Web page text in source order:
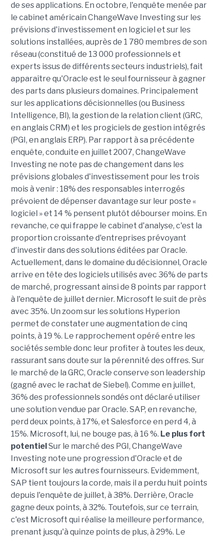
de ses applications. En octobre, l'enquête menée par
le cabinet américain ChangeWave Investing sur les
prévisions d'investissement en logiciel et sur les
solutions installées, auprès de 1 780 membres de son
réseau (constitué de 13 000 professionnels et
experts issus de différents secteurs industriels), fait
apparaître qu'Oracle est le seul fournisseur à gagner
des parts dans plusieurs domaines. Principalement
sur les applications décisionnelles (ou Business
Intelligence, BI), la gestion de la relation client (GRC,
en anglais CRM) et les progiciels de gestion intégrés
(PGI, en anglais ERP). Par rapport à sa précédente
enquête, conduite en juillet 2007, ChangeWave
Investing ne note pas de changement dans les
prévisions globales d'investissement pour les trois
mois à venir : 18% des responsables interrogés
prévoient de dépenser davantage sur leur poste «
logiciel » et 14 % pensent plutôt débourser moins. En
revanche, ce qui frappe le cabinet d'analyse, c'est la
proportion croissante d'entreprises prévoyant
d'investir dans des solutions éditées par Oracle.
Actuellement, dans le domaine du décisionnel, Oracle
arrive en tête des logiciels utilisés avec 36% de parts
de marché, progressant ainsi de 8 points par rapport
à l'enquête de juillet dernier. Microsoft le suit de près
avec 35%. Un zoom sur les solutions Hyperion
permet de constater une augmentation de cinq
points, à 19 %. Le rapprochement opéré entre les
sociétés semble donc leur profiter à toutes les deux,
rassurant sans doute sur la pérennité des offres. Sur
le marché de la GRC, Oracle conserve son leadership
(gagné avec le rachat de Siebel). Comme en juillet,
36% des professionnels sondés ont déclaré utiliser
une solution vendue par Oracle. SAP, en revanche,
perd deux points, à 17%, et Salesforce en perd 4, à
15%. Microsoft, lui, ne bouge pas, à 16 %. Le plus fort
potentielSur le marché des PGI, ChangeWave
Investing note une progression d'Oracle et de
Microsoft sur les autres fournisseurs. Evidemment,
SAP tient toujours la corde, mais il a perdu huit points
depuis l'enquête de juillet, à 38%. Derrière, Oracle
gagne deux points, à 32%. Toutefois, sur ce terrain,
c'est Microsoft qui réalise la meilleure performance,
prenant jusqu'à quinze points de plus, à 29%. Le